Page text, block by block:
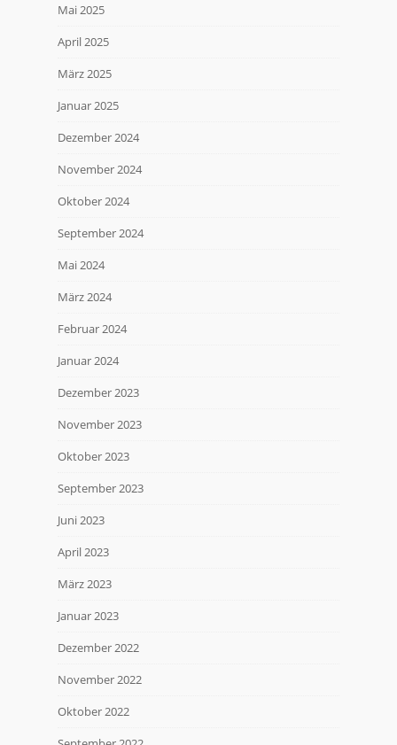
Mai 2025
April 2025
März 2025
Januar 2025
Dezember 2024
November 2024
Oktober 2024
September 2024
Mai 2024
März 2024
Februar 2024
Januar 2024
Dezember 2023
November 2023
Oktober 2023
September 2023
Juni 2023
April 2023
März 2023
Januar 2023
Dezember 2022
November 2022
Oktober 2022